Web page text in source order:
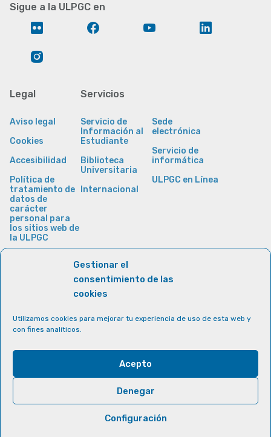
Gestionar el
consentimiento de las
cookies
Utilizamos cookies para mejorar tu experiencia de uso de esta web y
con fines analíticos.
Acepto
Denegar
Configuración
Sigue a la ULPGC en
Legal
Aviso legal
Cookies
Accesibilidad
Política de
tratamiento de
datos de
carácter
personal para
los sitios web de
la ULPGC
Servicios
Servicio de
Información al
Estudiante
Biblioteca
Universitaria
Internacional
Sede
electrónica
Servicio de
informática
ULPGC en Línea